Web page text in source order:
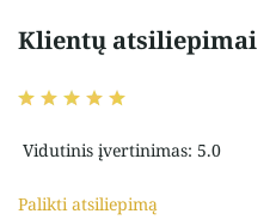
Klientų atsiliepimai
Vidutinis įvertinimas: 5.0
Palikti atsiliepimą